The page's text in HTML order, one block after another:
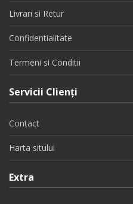
Livrari si Retur
Confidentialitate
Termeni si Conditii
Servicii Clienţi
Contact
Harta sitului
Extra